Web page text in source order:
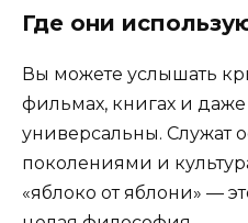
Где они
Вы можете услышать
фильмах, книгах и
универсальны. Служат
поколениями и
«яблоко от яблони» —